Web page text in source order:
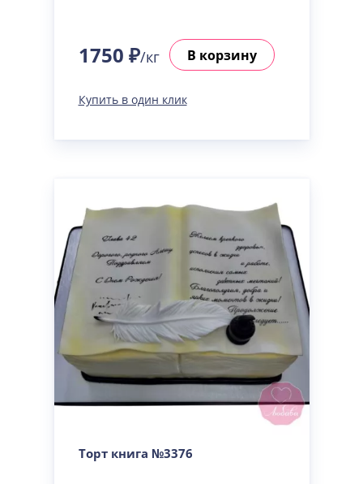
1750 ₽/кг В корзину
Купить в один клик
Торт книга №3376